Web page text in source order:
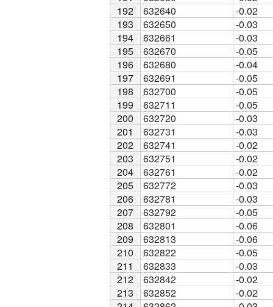
192
632640
-0.02
193
632650
-0.03
194
632661
-0.03
195
632670
-0.05
196
632680
-0.04
197
632691
-0.05
198
632700
-0.05
199
632711
-0.05
200
632720
-0.03
201
632731
-0.03
202
632741
-0.02
203
632751
-0.02
204
632761
-0.02
205
632772
-0.03
206
632781
-0.03
207
632792
-0.05
208
632801
-0.06
209
632813
-0.06
210
632822
-0.05
211
632833
-0.03
212
632842
-0.02
213
632852
-0.02
192
193
194
195
196
197
198
199
200
201
202
203
204
205
206
207
208
209
210
211
212
213